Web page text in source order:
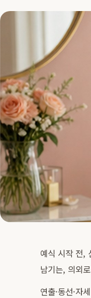
예식 시작 전,
남기는, 의외
연출·동선·자